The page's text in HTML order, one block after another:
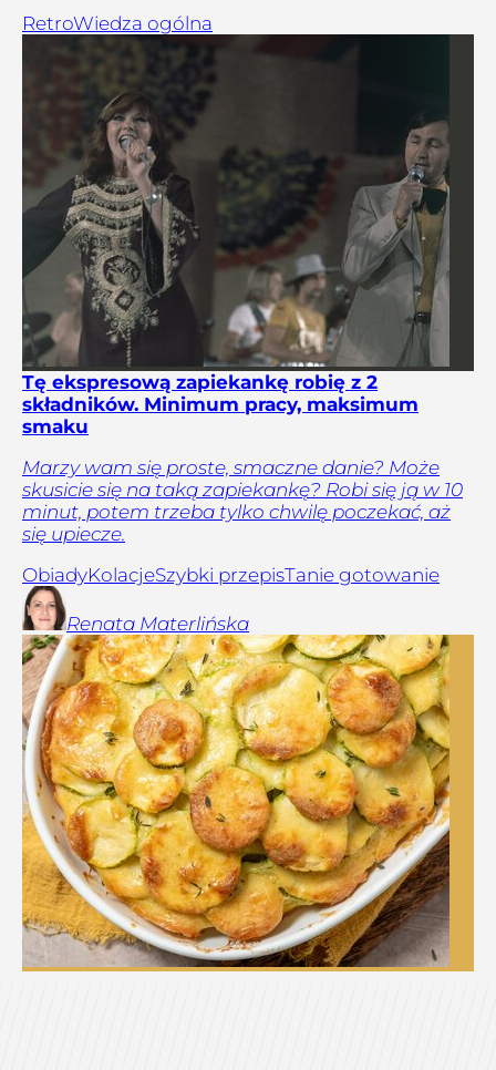
RetroWiedza ogólna
Tę ekspresową zapiekankę robię z 2
składników. Minimum pracy, maksimum
smaku
Marzy wam się proste, smaczne danie? Może
skusicie się na taką zapiekankę? Robi się ją w 10
minut, potem trzeba tylko chwilę poczekać, aż
się upiecze.
ObiadyKolacjeSzybki przepisTanie gotowanie
Renata Materlińska